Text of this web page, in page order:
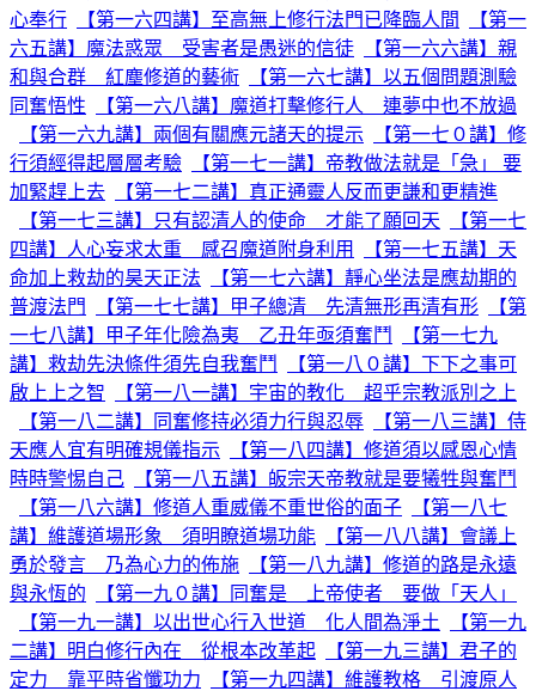
心奉行
【第一六四講】至高無上修行法門已降臨人間
【第一
六五講】魔法惑眾 受害者是愚迷的信徒
【第一六六講】親
和與合群 紅塵修道的藝術
【第一六七講】以五個問題測驗
同奮悟性
【第一六八講】魔道打擊修行人 連夢中也不放過
【第一六九講】兩個有關應元諸天的提示
【第一七０講】修
行須經得起層層考驗
【第一七一講】帝教做法就是「急」 要
加緊趕上去
【第一七二講】真正通靈人反而更謙和更精進
【第一七三講】只有認清人的使命 才能了願回天
【第一七
四講】人心妄求太重 感召魔道附身利用
【第一七五講】天
命加上救劫的昊天正法
【第一七六講】靜心坐法是應劫期的
普渡法門
【第一七七講】甲子總清 先清無形再清有形
【第
一七八講】甲子年化險為夷 乙丑年亟須奮鬥
【第一七九
講】救劫先決條件須先自我奮鬥
【第一八０講】下下之事可
啟上上之智
【第一八一講】宇宙的教化 超乎宗教派別之上
【第一八二講】同奮修持必須力行與忍辱
【第一八三講】侍
天應人宜有明確規儀指示
【第一八四講】修道須以感恩心情
時時警惕自己
【第一八五講】皈宗天帝教就是要犧牲與奮鬥
【第一八六講】修道人重威儀不重世俗的面子
【第一八七
講】維護道場形象 須明瞭道場功能
【第一八八講】會議上
勇於發言 乃為心力的佈施
【第一八九講】修道的路是永遠
與永恆的
【第一九０講】同奮是 上帝使者 要做「天人」
【第一九一講】以出世心行入世道 化人間為淨土
【第一九
二講】明白修行內在 從根本改革起
【第一九三講】君子的
定力 靠平時省懺功力
【第一九四講】維護教格 引渡原人